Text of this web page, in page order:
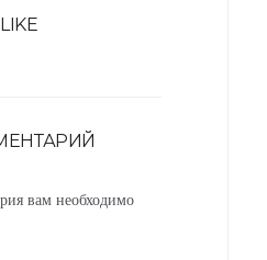
вам необходимо